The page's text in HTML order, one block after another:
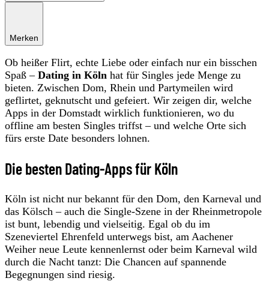
Merken
Ob heißer Flirt, echte Liebe oder einfach nur ein bisschen
Spaß – Dating in Köln hat für Singles jede Menge zu
bieten. Zwischen Dom, Rhein und Partymeilen wird
geflirtet, geknutscht und gefeiert. Wir zeigen dir, welche
Apps in der Domstadt wirklich funktionieren, wo du
offline am besten Singles triffst – und welche Orte sich
fürs erste Date besonders lohnen.
Die besten Dating-Apps für Köln
Köln ist nicht nur bekannt für den Dom, den Karneval und
das Kölsch – auch die Single-Szene in der Rheinmetropole
ist bunt, lebendig und vielseitig. Egal ob du im
Szeneviertel Ehrenfeld unterwegs bist, am Aachener
Weiher neue Leute kennenlernst oder beim Karneval wild
durch die Nacht tanzt: Die Chancen auf spannende
Begegnungen sind riesig.